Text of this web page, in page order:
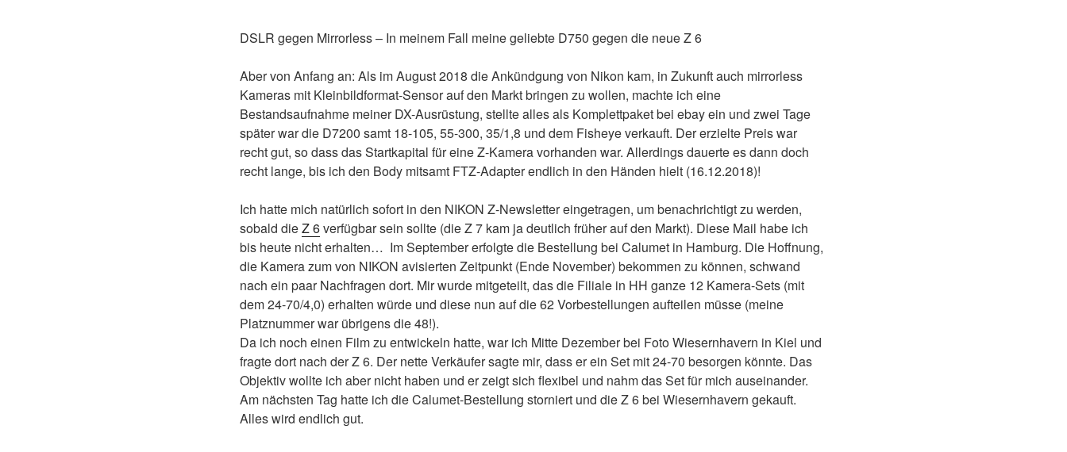
DSLR gegen Mirrorless – In meinem Fall meine geliebte D750 gegen die neue Z 6
Aber von Anfang an: Als im August 2018 die Ankündgung von Nikon kam, in Zukunft auch mirrorless
Kameras mit Kleinbildformat-Sensor auf den Markt bringen zu wollen, machte ich eine
Bestandsaufnahme meiner DX-Ausrüstung, stellte alles als Komplettpaket bei ebay ein und zwei Tage
später war die D7200 samt 18-105, 55-300, 35/1,8 und dem Fisheye verkauft. Der erzielte Preis war
recht gut, so dass das Startkapital für eine Z-Kamera vorhanden war. Allerdings dauerte es dann doch
recht lange, bis ich den Body mitsamt FTZ-Adapter endlich in den Händen hielt (16.12.2018)!
Ich hatte mich natürlich sofort in den NIKON Z-Newsletter eingetragen, um benachrichtigt zu werden,
sobald dieZ 6verfügbar sein sollte (die Z 7 kam ja deutlich früher auf den Markt). Diese Mail habe ich
bis heute nicht erhalten… Im September erfolgte die Bestellung bei Calumet in Hamburg. Die Hoffnung,
die Kamera zum von NIKON avisierten Zeitpunkt (Ende November) bekommen zu können, schwand
nach ein paar Nachfragen dort. Mir wurde mitgeteilt, das die Filiale in HH ganze 12 Kamera-Sets (mit
dem 24-70/4,0) erhalten würde und diese nun auf die 62 Vorbestellungen aufteilen müsse (meine
Platznummer war übrigens die 48!).
Da ich noch einen Film zu entwickeln hatte, war ich Mitte Dezember bei Foto Wiesernhavern in Kiel und
fragte dort nach der Z 6. Der nette Verkäufer sagte mir, dass er ein Set mit 24-70 besorgen könnte. Das
Objektiv wollte ich aber nicht haben und er zeigt sich flexibel und nahm das Set für mich auseinander.
Am nächsten Tag hatte ich die Calumet-Bestellung storniert und die Z 6 bei Wiesernhavern gekauft.
Alles wird endlich gut.